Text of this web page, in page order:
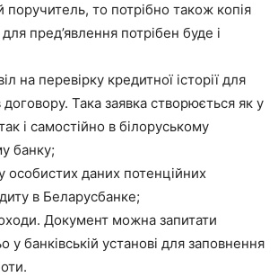
то потрібно також копія
пред’явлення потрібен буде і
на перевірку кредитної історії для
договору. Така заявка створюється як у
і самостійно в білоруському
банку;
особистих даних потенційних
в Беларусбанке;
Документ можна запитати
у банківській установі для заповнення